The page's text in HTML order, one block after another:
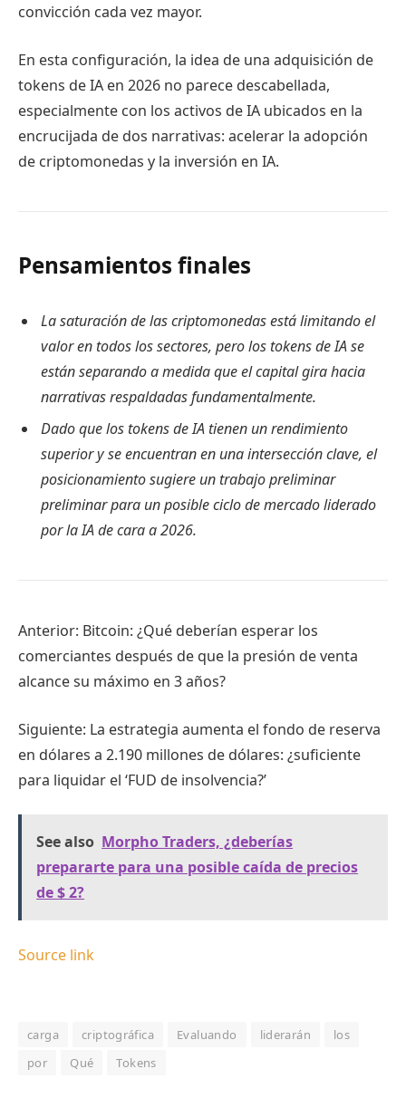
convicción cada vez mayor.
En esta configuración, la idea de una adquisición de
tokens de IA en 2026 no parece descabellada,
especialmente con los activos de IA ubicados en la
encrucijada de dos narrativas: acelerar la adopción
de criptomonedas y la inversión en IA.
Pensamientos finales
La saturación de las criptomonedas está limitando el
valor en todos los sectores, pero los tokens de IA se
están separando a medida que el capital gira hacia
narrativas respaldadas fundamentalmente.
Dado que los tokens de IA tienen un rendimiento
superior y se encuentran en una intersección clave, el
posicionamiento sugiere un trabajo preliminar
preliminar para un posible ciclo de mercado liderado
por la IA de cara a 2026.
Anterior: Bitcoin: ¿Qué deberían esperar los
comerciantes después de que la presión de venta
alcance su máximo en 3 años?
Siguiente: La estrategia aumenta el fondo de reserva
en dólares a 2.190 millones de dólares: ¿suficiente
para liquidar el ‘FUD de insolvencia?’
See also Morpho Traders, ¿deberías
prepararte para una posible caída de precios
de $ 2?
Source link
carga criptográfica Evaluando liderarán
los
por
Qué Tokens